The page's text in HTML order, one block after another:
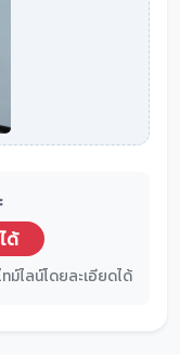
ด้
ไลน์โดยละเอียดได้